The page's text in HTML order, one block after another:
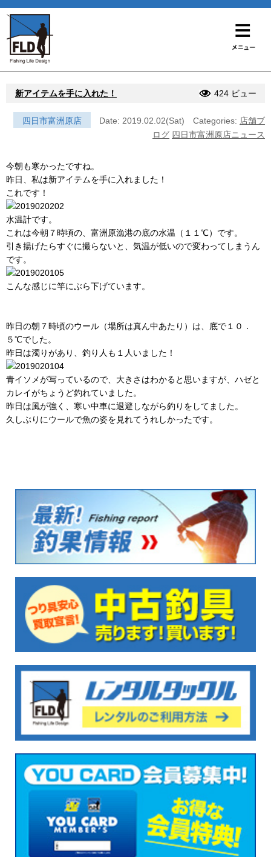
新アイテムを手に入れた！ 424 ビュー
四日市富洲原店 Date: 2019.02.02(Sat) Categories: 店舗ブ
ログ 四日市富洲原店ニュース
今朝も寒かったですね。
昨日、私は新アイテムを手に入れました！
これです！
水温計です。
これは今朝７時頃の、富洲原漁港の底の水温（１１℃）です。
引き揚げたらすぐに撮らないと、気温が低いので変わってしまうん
です。
こんな感じに竿にぶら下げています。
昨日の朝７時頃のウール（場所は真ん中あたり）は、底で１０．
５℃でした。
昨日は濁りがあり、釣り人も１人いました！
青イソメが写っているので、大きさはわかると思いますが、ハゼと
カレイがちょうど釣れていました。
昨日は風が強く、寒い中車に退避しながら釣りをしてました。
久しぶりにウールで魚の姿を見れてうれしかったです。